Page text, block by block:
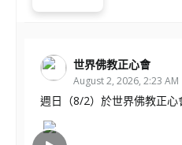
世界佛教正心會
August 2, 2026, 2:23 AM
週日（8/2）於世界佛教正心